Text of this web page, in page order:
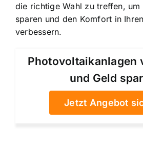
die richtige Wahl zu treffen, um
sparen und den Komfort in
verbessern.
Photovoltaikanlagen
und Geld
Jetzt Angebot